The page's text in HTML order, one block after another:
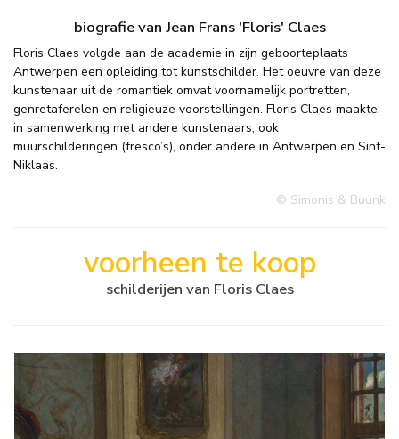
biografie van Jean Frans 'Floris' Claes
Floris Claes volgde aan de academie in zijn geboorteplaats
Antwerpen een opleiding tot kunstschilder. Het oeuvre van deze
kunstenaar uit de romantiek omvat voornamelijk portretten,
genretaferelen en religieuze voorstellingen. Floris Claes maakte,
in samenwerking met andere kunstenaars, ook
muurschilderingen (fresco’s), onder andere in Antwerpen en Sint-
Niklaas.
© Simonis & Buunk
voorheen te koop
schilderijen van Floris Claes